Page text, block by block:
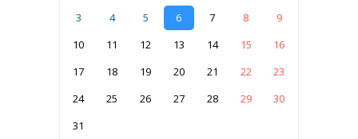
3
4 5 6 7 8
9
10
11 12 13 14 15
16
17
18 19 20 21 22
23
24
25 26 27 28 29
30
31